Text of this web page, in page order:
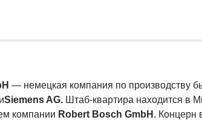
— немецкая компания по производству
иSiemens AG. Штаб-квартира находится в
компании Robert Bosch GmbH . Концерн